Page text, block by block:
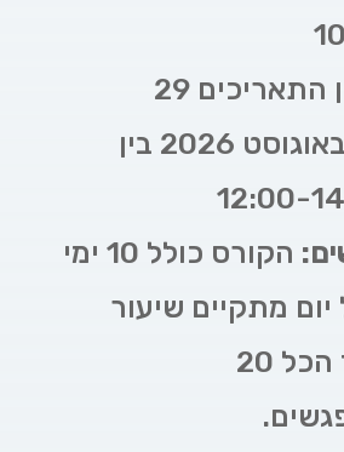
: בין התאריכים 29
בין
הקורס כולל 10 ימי
מתקיים שיעור
כפול), ובסך הכל 20
.